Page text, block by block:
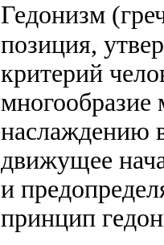
Гедонизм
позиция,
критерий
наслаждению
движущее
и
принцип